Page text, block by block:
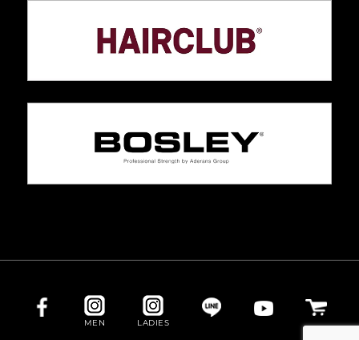
MEN LADIES